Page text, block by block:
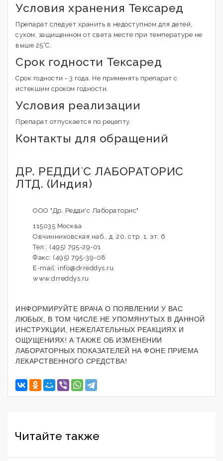
Условия хранения Тексаред
Препарат следует хранить в недоступном для детей,
сухом, защищенном от света месте при температуре не
выше 25°С.
Срок годности Тексаред
Срок годности - 3 года. Не применять препарат с
истекшим сроком годности.
Условия реализации
Препарат отпускается по рецепту.
Контакты для обращений
ДР. РЕДДИ`С ЛАБОРАТОРИС
ЛТД. (Индия)
ООО "Др. Редди'с Лабораторис"
115035 Москва
Овчинниковская наб., д. 20, стр. 1, эт. 6
Тел.: (495) 795-29-01
Факс: (495) 795-39-08
E-mail: info@drreddys.ru
www.drreddys.ru
ИНФОРМИРУЙТЕ ВРАЧА О ПОЯВЛЕНИИ У ВАС
ЛЮБЫХ, В ТОМ ЧИСЛЕ НЕ УПОМЯНУТЫХ В ДАННОЙ
ИНСТРУКЦИИ, НЕЖЕЛАТЕЛЬНЫХ РЕАКЦИЯХ И
ОЩУЩЕНИЯХ! А ТАКЖЕ ОБ ИЗМЕНЕНИИ
ЛАБОРАТОРНЫХ ПОКАЗАТЕЛЕЙ НА ФОНЕ ПРИЕМА
ЛЕКАРСТВЕННОГО СРЕДСТВА!
Читайте также